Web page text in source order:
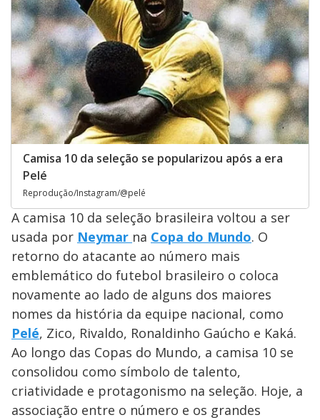
Camisa 10 da seleção se popularizou após a era
Pelé
Reprodução/Instagram/@pelé
A camisa 10 da seleção brasileira voltou a ser
usada por Neymar na Copa do Mundo. O
retorno do atacante ao número mais
emblemático do futebol brasileiro o coloca
novamente ao lado de alguns dos maiores
nomes da história da equipe nacional, como
Pelé, Zico, Rivaldo, Ronaldinho Gaúcho e Kaká.
Ao longo das Copas do Mundo, a camisa 10 se
consolidou como símbolo de talento,
criatividade e protagonismo na seleção. Hoje, a
associação entre o número e os grandes